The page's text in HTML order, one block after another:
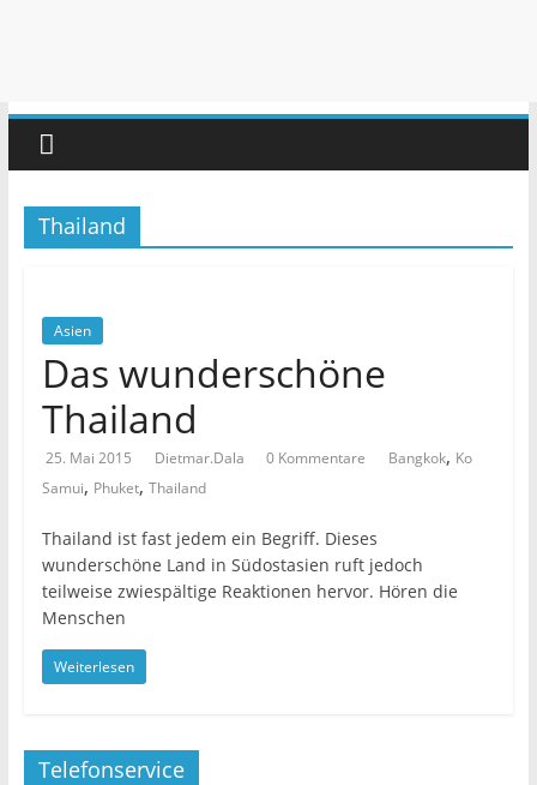
Thailand
Asien
Das wunderschöne
Thailand
25. Mai 2015 Dietmar.Dala 0 Kommentare Bangkok, Ko
Samui, Phuket, Thailand
Thailand ist fast jedem ein Begriff. Dieses
wunderschöne Land in Südostasien ruft jedoch
teilweise zwiespältige Reaktionen hervor. Hören die
Menschen
Weiterlesen
Telefonservice